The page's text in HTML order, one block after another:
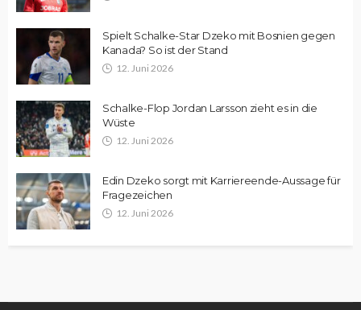
Spielt Schalke-Star Dzeko mit Bosnien gegen
Kanada? So ist der Stand
12. Juni 2026
Schalke-Flop Jordan Larsson zieht es in die
Wüste
12. Juni 2026
Edin Dzeko sorgt mit Karriereende-Aussage für
Fragezeichen
12. Juni 2026